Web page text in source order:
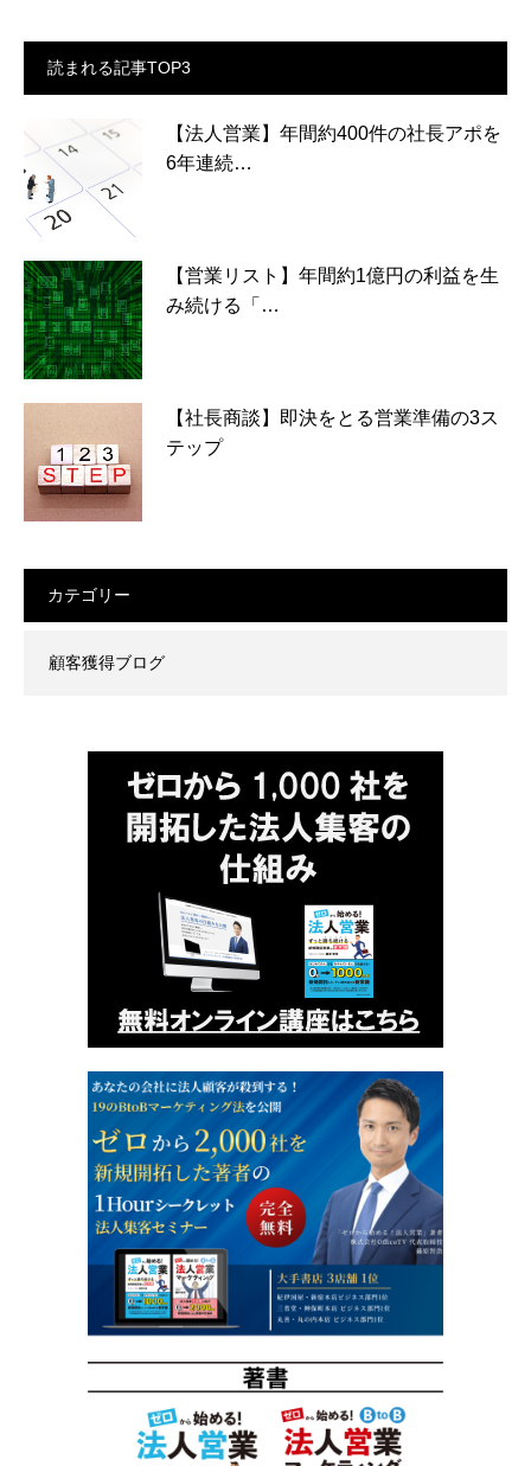
読まれる記事TOP3
【法人営業】年間約400件の社長アポを
6年連続…
【営業リスト】年間約1億円の利益を生
み続ける「…
【社長商談】即決をとる営業準備の3ス
テップ
カテゴリー
顧客獲得ブログ